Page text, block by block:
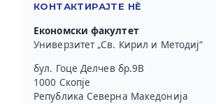
КОНТАКТИРАЈТЕ НЀ
Економски факултет
Универзитет „Св. Кирил и Методиј“
бул. Гоце Делчев бр.9В
1000 Скопје
Република Северна Македонија